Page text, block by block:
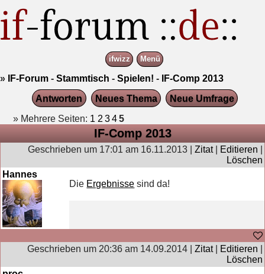
ifwizz Menü
» IF-Forum - Stammtisch - Spielen! -
IF-Comp 2013
Antworten
Neues Thema
Neue Umfrage
» Mehrere Seiten: 1 2 345
IF-Comp 2013
Geschrieben um 17:01 am 16.11.2013 | Zitat| Editieren
Löschen
Hannes
Die Ergebnisse sind da!
Geschrieben um 20:36 am 14.09.2014 | Zitat| Editieren
Löschen